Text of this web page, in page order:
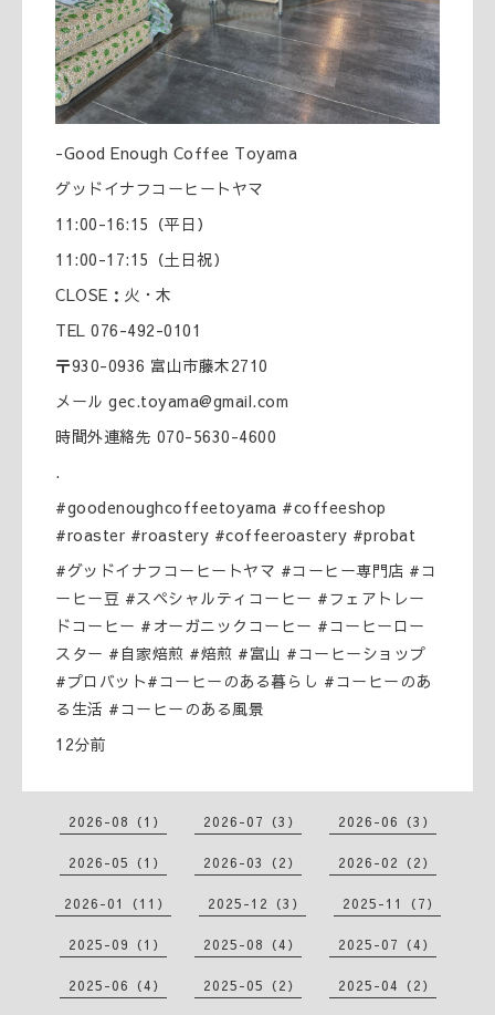
-Good Enough Coffee Toyama
グッドイナフコーヒートヤマ
11:00-16:15（平日）
11:00-17:15（土日祝）
CLOSE：火・木
TEL 076-492-0101
〒930-0936 富山市藤木2710
メール gec.toyama@gmail.com
時間外連絡先 070-5630-4600
.
#goodenoughcoffeetoyama #coffeeshop
#roaster #roastery #coffeeroastery #probat
#グッドイナフコーヒートヤマ #コーヒー専門店 #コ
ーヒー豆 #スペシャルティコーヒー #フェアトレー
ドコーヒー #オーガニックコーヒー #コーヒーロー
スター #自家焙煎 #焙煎 #富山 #コーヒーショップ
#プロバット#コーヒーのある暮らし #コーヒーのあ
る生活 #コーヒーのある風景
12分前
2026-08（1） 2026-07（3） 2026-06（3）
2026-05（1） 2026-03（2） 2026-02（2）
2026-01（11） 2025-12（3） 2025-11（7）
2025-09（1） 2025-08（4） 2025-07（4）
2025-06（4） 2025-05（2） 2025-04（2）